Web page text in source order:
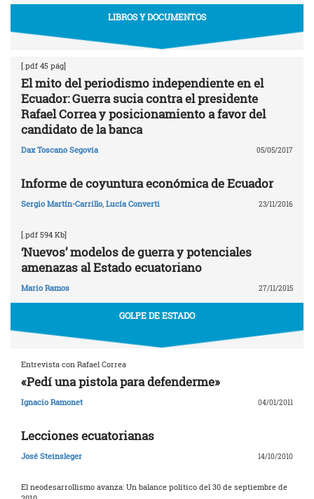
LIBROS Y DOCUMENTOS
[.pdf 45 pág]
El mito del periodismo independiente en el
Ecuador: Guerra sucia contra el presidente
Rafael Correa y posicionamiento a favor del
candidato de la banca
Dax Toscano Segovia 05/05/2017
Informe de coyuntura económica de Ecuador
Sergio Martín-Carrillo, Lucía Converti 23/11/2016
[.pdf 594 Kb]
‘Nuevos’ modelos de guerra y potenciales
amenazas al Estado ecuatoriano
Mario Ramos 27/11/2015
GOLPE DE ESTADO
Entrevista con Rafael Correa
«Pedí una pistola para defenderme»
Ignacio Ramonet 04/01/2011
Lecciones ecuatorianas
José Steinsleger 14/10/2010
El neodesarrollismo avanza: Un balance político del 30 de septiembre de